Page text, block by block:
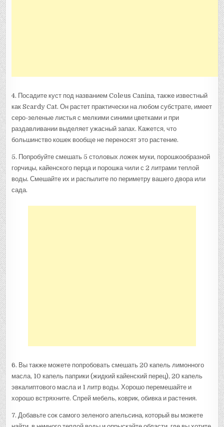
4. Посадите куст под названием Coleus Canina, также известный
как Scardy Cat. Он растет практически на любом субстрате, имеет
серо-зеленые листья с мелкими синими цветками и при
раздавливании выделяет ужасный запах. Кажется, что
большинство кошек вообще не переносят это растение.
5. Попробуйте смешать 5 столовых ложек муки, порошкообразной
горчицы, кайенского перца и порошка чили с 2 литрами теплой
воды. Смешайте их и распылите по периметру вашего двора или
сада.
6. Вы также можете попробовать смешать 20 капель лимонного
масла, 10 капель паприки (жидкий кайенский перец), 20 капель
эвкалиптового масла и 1 литр воды. Хорошо перемешайте и
хорошо встряхните. Спрей мебель, коврик, обивка и растения.
7. Добавьте сок самого зеленого апельсина, который вы можете